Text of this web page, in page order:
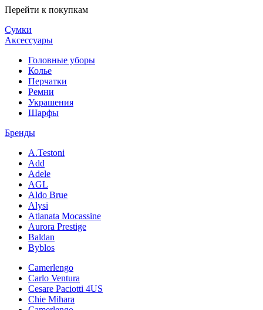
Перейти к покупкам
Сумки
Аксессуары
Головные уборы
Колье
Перчатки
Ремни
Украшения
Шарфы
Бренды
A.Testoni
Add
Adele
AGL
Aldo Brue
Alysi
Atlanata Mocassine
Aurora Prestige
Baldan
Byblos
Camerlengo
Carlo Ventura
Cesare Paciotti 4US
Chie Mihara